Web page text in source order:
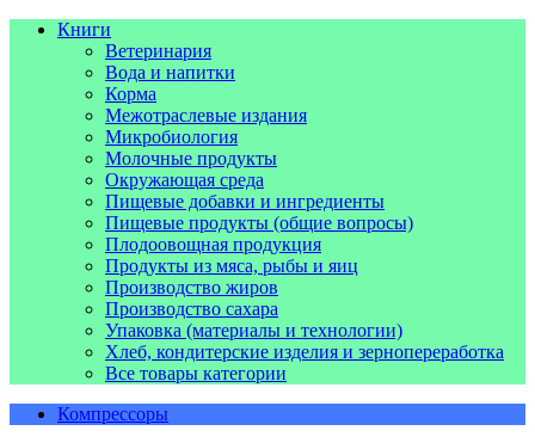
Книги
Ветеринария
Вода и напитки
Корма
Межотраслевые издания
Микробиология
Молочные продукты
Окружающая среда
Пищевые добавки и ингредиенты
Пищевые продукты (общие вопросы)
Плодоовощная продукция
Продукты из мяса, рыбы и яиц
Производство жиров
Производство сахара
Упаковка (материалы и технологии)
Хлеб, кондитерские изделия и зернопереработка
Все товары категории
Компрессоры